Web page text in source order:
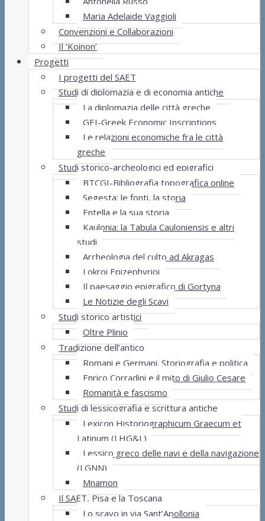
Maria Adelaide Vaggioli
Convenzioni e Collaborazioni
Il ‘Koinon’
Progetti
I progetti del SAET
Studi di diplomazia e di economia antiche
La diplomazia delle città greche
GEI-Greek Economic Inscriptions
Le relazioni economiche fra le città
greche
Studi storico-archeologici ed epigrafici
BTCGI-Bibliografia topografica online
Segesta: le fonti, la storia
Entella e la sua storia
Kaulonia: la Tabula Cauloniensis e altri
studi
Archeologia del culto ad Akragas
Lokroi Epizephyrioi
Il paesaggio epigrafico di Gortyna
Le Notizie degli Scavi
Studi storico artistici
Oltre Plinio
Tradizione dell’antico
Romani e Germani. Storiografia e politica
Enrico Corradini e il mito di Giulio Cesare
Romanità e fascismo
Studi di lessicografia e scrittura antiche
Lexicon Historiographicum Graecum et
Latinum (LHG&L)
Lessico greco delle navi e della navigazione
(LGNN)
Mnamon
Il SAET, Pisa e la Toscana
Lo scavo in via Sant’Apollonia